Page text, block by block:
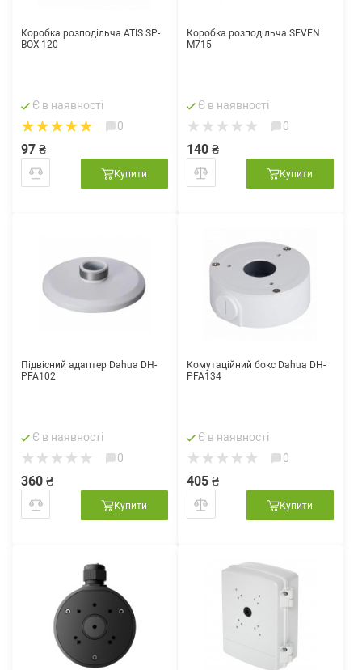
Коробка розподільча ATIS SP-
BOX-120
Є в наявності
0
97 ₴
Купити
Коробка розподільча SEVEN
M715
Є в наявності
0
140 ₴
Купити
Підвісний адаптер Dahua DH-
PFA102
Є в наявності
0
360 ₴
Купити
Комутаційний бокс Dahua DH-
PFA134
Є в наявності
0
405 ₴
Купити